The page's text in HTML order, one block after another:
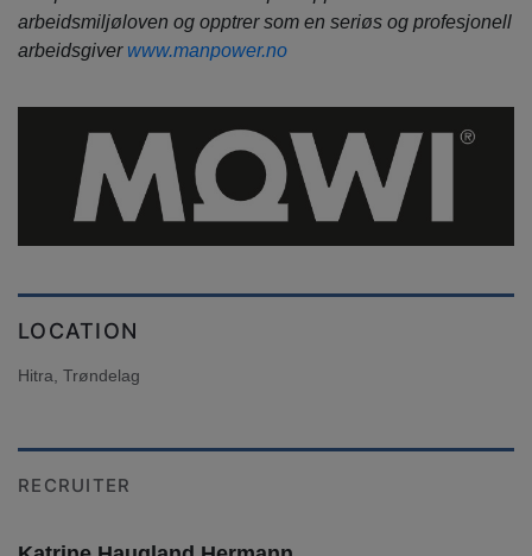
arbeidsmiljøloven og opptrer som en seriøs og profesjonell
arbeidsgiver www.manpower.no
LOCATION
Hitra, Trøndelag
RECRUITER